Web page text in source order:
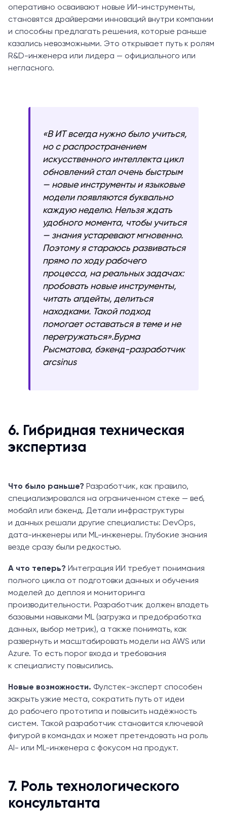
оперативно осваивают новые ИИ-инструменты,
становятся драйверами инноваций внутри компании
и способны предлагать решения, которые раньше
казались невозможными. Это открывает путь к ролям
R&D-инженера или лидера — официального или
негласного.
«В ИТ всегда нужно было учиться,
но с распространением
искусственного интеллекта цикл
обновлений стал очень быстрым
— новые инструменты и языковые
модели появляются буквально
каждую неделю. Нельзя ждать
удобного момента, чтобы учиться
— знания устаревают мгновенно.
Поэтому я стараюсь развиваться
прямо по ходу рабочего
процесса, на реальных задачах:
пробовать новые инструменты,
читать апдейты, делиться
находками. Такой подход
помогает оставаться в теме и не
перегружаться».Бурма
Рысматова, бэкенд-разработчик
arcsinus
6. Гибридная техническая
экспертиза
Что было раньше? Разработчик, как правило,
специализировался на ограниченном стеке — веб,
мобайл или бэкенд. Детали инфраструктуры
и данных решали другие специалисты: DevOps,
дата-инженеры или ML-инженеры. Глубокие знания
везде сразу были редкостью.
А что теперь? Интеграция ИИ требует понимания
полного цикла от подготовки данных и обучения
моделей до деплоя и мониторинга
производительности. Разработчик должен владеть
базовыми навыками ML (загрузка и предобработка
данных, выбор метрик), а также понимать, как
развернуть и масштабировать модели на AWS или
Azure. То есть порог входа и требования
к специалисту повысились.
Новые возможности. Фулстек-эксперт способен
закрыть узкие места, сократить путь от идеи
до рабочего прототипа и повысить надёжность
систем. Такой разработчик становится ключевой
фигурой в командах и может претендовать на роль
AI- или ML-инженера с фокусом на продукт.
7. Роль технологического
консультанта